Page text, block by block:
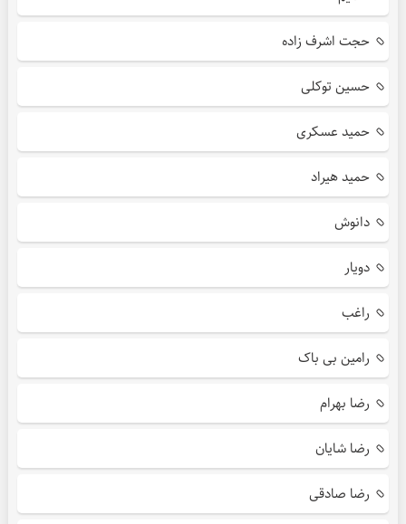
حجت اشرف زاده
حسین توکلی
حمید عسکری
حمید هیراد
دانوش
دویار
راغب
رامین بی باک
رضا بهرام
رضا شایان
رضا صادقی